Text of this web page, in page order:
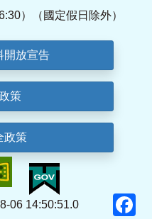
）（國定假日除外）
開放宣告
策
政策
06 14:50:51.0